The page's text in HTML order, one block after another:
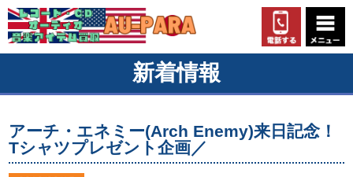
新着情報
アーチ・エネミー(Arch Enemy)来日記念！
Tシャツプレゼント企画／